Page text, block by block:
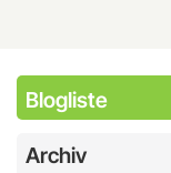
Blogliste
Archiv